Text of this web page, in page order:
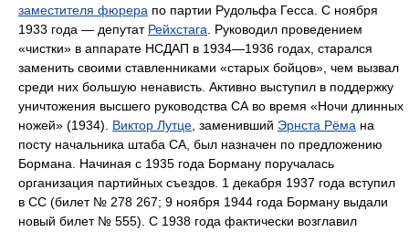
заместителя фюрера по партии Рудольфа Гесса. С ноября
1933 года — депутат Рейхстага . Руководил проведением
«чистки» в аппарате НСДАП в 1934—1936 годах, старался
заменить своими ставленниками «старых бойцов», чем вызвал
среди них большую ненависть. Активно выступил в поддержку
уничтожения высшего руководства СА во время «Ночи длинных
ножей» (1934). Виктор Лутце , заменивший Эрнста Рёма на
посту начальника штаба СА, был назначен по предложению
Бормана. Начиная с 1935 года Борману поручалась
организация партийных съездов. 1 декабря 1937 года вступил
в СС (билет № 278 267; 9 ноября 1944 года Борману выдали
новый билет № 555). С 1938 года фактически возглавил